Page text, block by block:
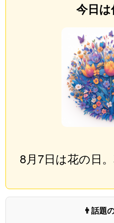
今日は
8月7日は花の日
👨話題